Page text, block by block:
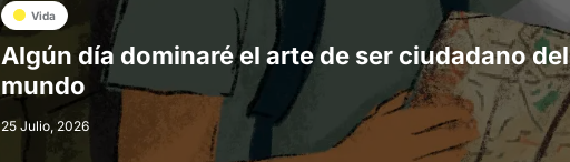
Vida
Algún día dominaré el arte de ser ciudadano del
mundo
25 Julio, 2026